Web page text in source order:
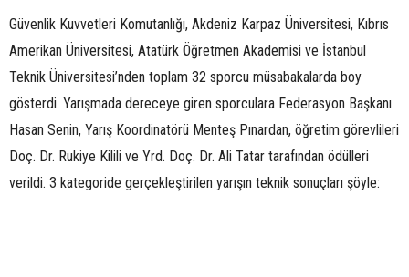
Güvenlik Kuvvetleri Komutanlığı, Akdeniz Karpaz Üniversitesi, Kıbrıs
Amerikan Üniversitesi, Atatürk Öğretmen Akademisi ve İstanbul
Teknik Üniversitesi’nden toplam 32 sporcu müsabakalarda boy
gösterdi. Yarışmada dereceye giren sporculara Federasyon Başkanı
Hasan Senin, Yarış Koordinatörü Menteş Pınardan, öğretim görevlileri
Doç. Dr. Rukiye Kilili ve Yrd. Doç. Dr. Ali Tatar tarafından ödülleri
verildi. 3 kategoride gerçekleştirilen yarışın teknik sonuçları şöyle: